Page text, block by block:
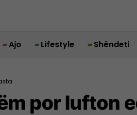
Ajo Lifestyle Shëndeti
por lufton